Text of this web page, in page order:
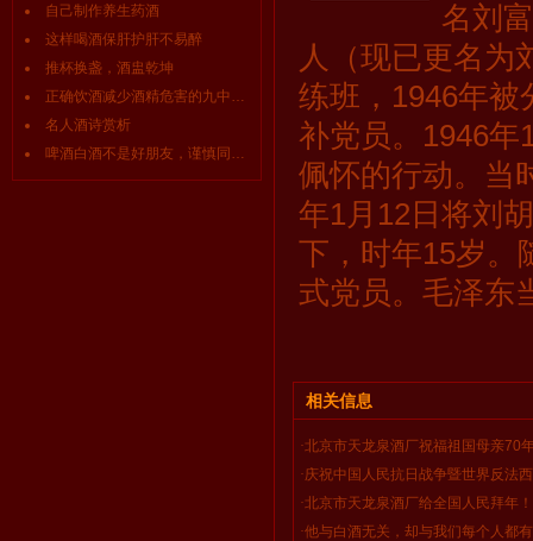
名刘
人（现已更名为
练班，1946年被
补党员。1946年
佩怀的行动。当
年1月12日将刘
下，时年15岁。
式党员。毛泽东
相关信息
·北京市天龙泉酒厂祝福祖国母亲70
·庆祝中国人民抗日战争暨世界反法
·北京市天龙泉酒厂给全国人民拜年！
·他与白酒无关，却与我们每个人都
自己制作养生药酒
这样喝酒保肝护肝不易醉
推杯换盏，酒盅乾坤
正确饮酒减少酒精危害的九中方法
名人酒诗赏析
啤酒白酒不是好朋友，谨慎同饮！